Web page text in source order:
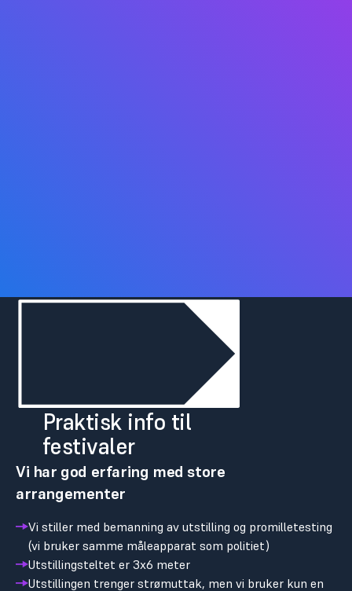
Praktisk info til
festivaler
Vi har god erfaring med store
arrangementer
Vi stiller med bemanning av utstilling og promilletesting
(vi bruker samme måleapparat som politiet)
Utstillingsteltet er 3x6 meter
Utstillingen trenger strømuttak, men vi bruker kun en